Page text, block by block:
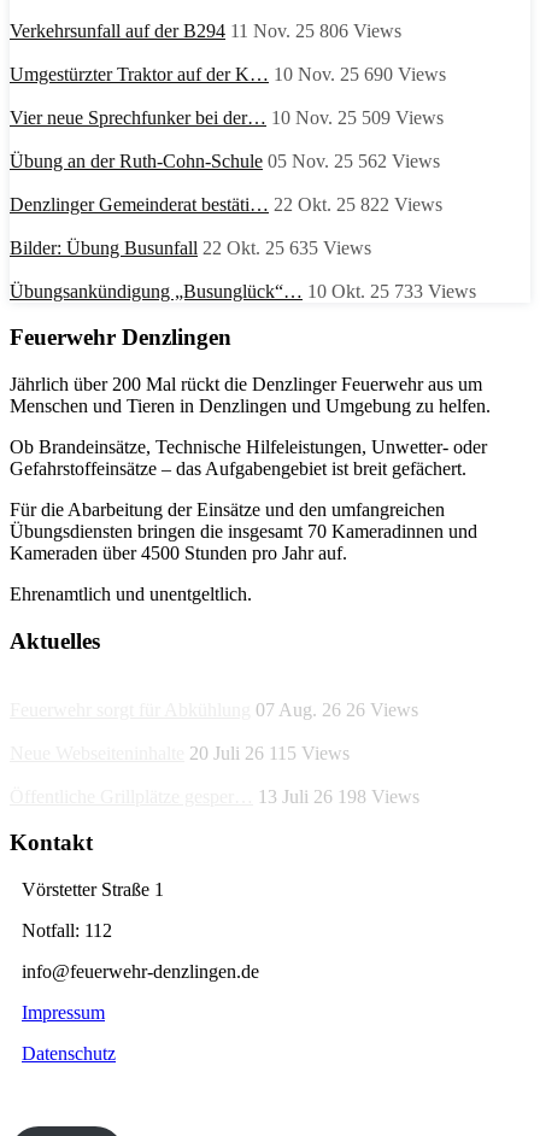
Verkehrsunfall auf der B294 11 Nov. 25 806 Views
Umgestürzter Traktor auf der K… 10 Nov. 25 690 Views
Vier neue Sprechfunker bei der… 10 Nov. 25 509 Views
Übung an der Ruth-Cohn-Schule 05 Nov. 25 562 Views
Denzlinger Gemeinderat bestäti… 22 Okt. 25 822 Views
Bilder: Übung Busunfall 22 Okt. 25 635 Views
Übungsankündigung „Busunglück“… 10 Okt. 25 733 Views
Feuerwehr Denzlingen
Jährlich über 200 Mal rückt die Denzlinger Feuerwehr aus um
Menschen und Tieren in Denzlingen und Umgebung zu helfen.
Ob Brandeinsätze, Technische Hilfeleistungen, Unwetter- oder
Gefahrstoffeinsätze – das Aufgabengebiet ist breit gefächert.
Für die Abarbeitung der Einsätze und den umfangreichen
Übungsdiensten bringen die insgesamt 70 Kameradinnen und
Kameraden über 4500 Stunden pro Jahr auf.
Ehrenamtlich und unentgeltlich.
Aktuelles
07 Aug. 26 26 Views
20 Juli 26 115 Views
13 Juli 26 198 Views
Kontakt
Vörstetter Straße 1
Notfall: 112
info@feuerwehr-denzlingen.de
Impressum
Datenschutz